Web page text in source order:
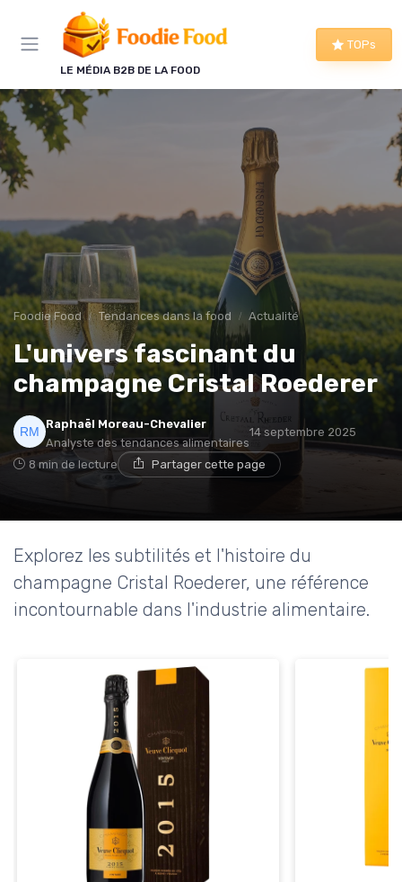
LE MÉDIA B2B DE LA FOOD
TOPs
Foodie Food Tendances dans la food Actualité
L'univers fascinant du
champagne Cristal Roederer
Raphaël Moreau-Chevalier
Analyste des tendances alimentaires
14 septembre 2025
8 min de lecture Partager cette page
Explorez les subtilités et l'histoire du
champagne Cristal Roederer, une référence
incontournable dans l'industrie alimentaire.
Panneau de gestion des cookies